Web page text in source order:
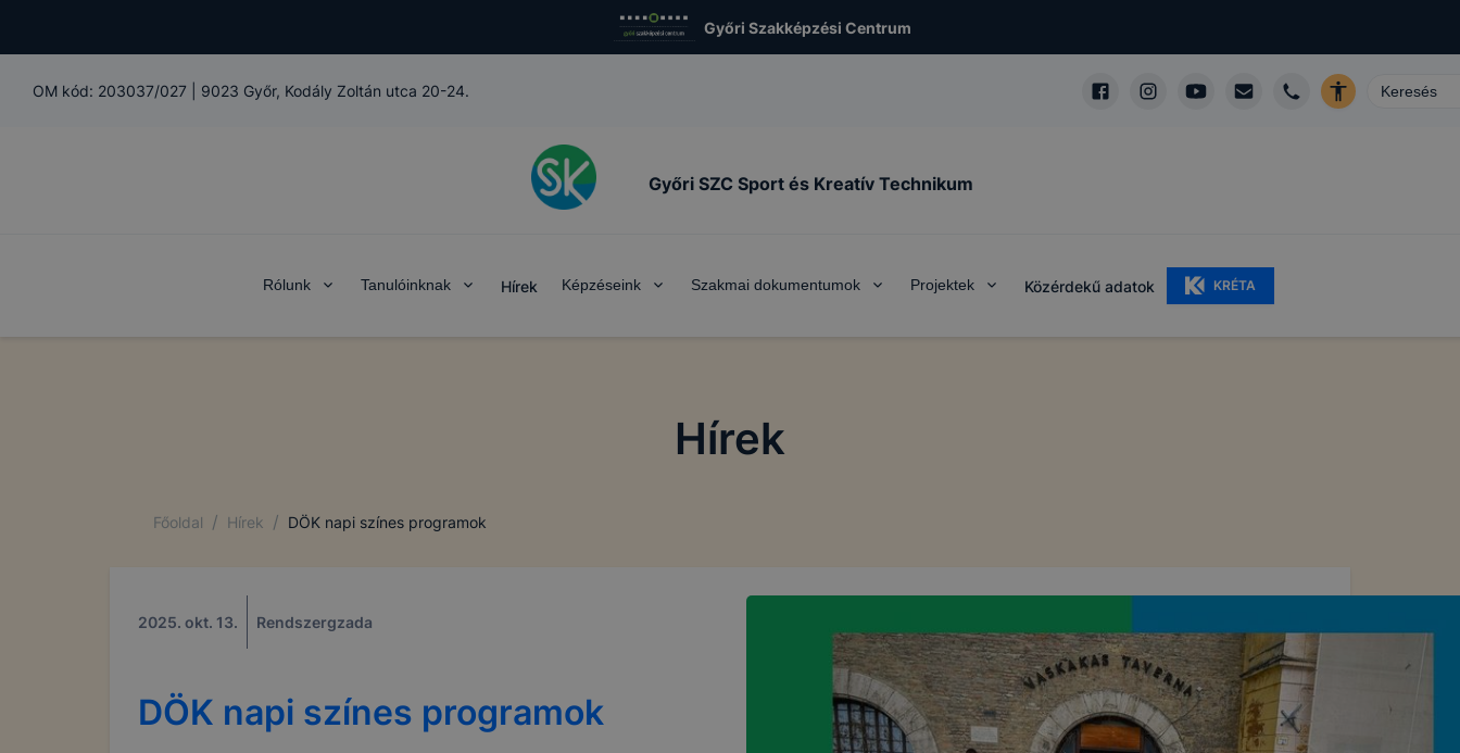
Győri Szakképzési Centrum
OM kód: 203037/027 9023 Győr, Kodály Zoltán utca 20-24.
Győri SZC Sport és Kreatív Technikum
Rólunk Tanulóinknak Hírek Képzéseink Szakmai dokumentumok Projektek Közérdekű adatok KRÉTA
Hírek
Főoldal / Hírek / DÖK napi színes programok
2025. okt. 13. Rendszergzada
DÖK napi színes programok